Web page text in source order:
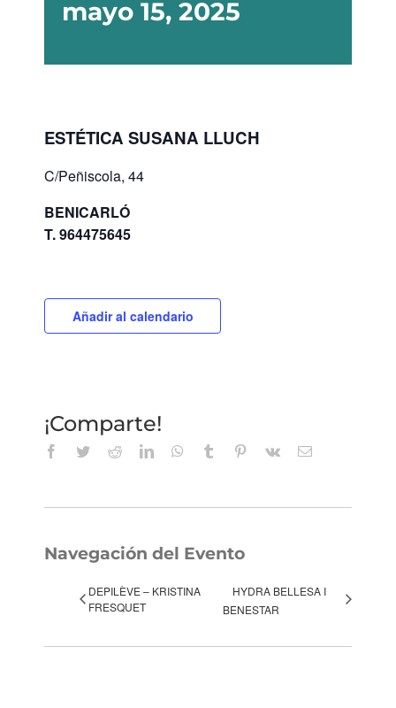
mayo 15, 2025
ESTÉTICA SUSANA LLUCH
C/Peñiscola, 44
BENICARLÓ
T. 964475645
Añadir al calendario
¡Comparte!
Facebook
TwitterRedditLinkedInWhatsApp
Tumblr Pinterest
Vk
Correo
Navegación del Evento
DEPILÈVE – KRISTINA
FRESQUET
HYDRA BELLESA I
BENESTAR